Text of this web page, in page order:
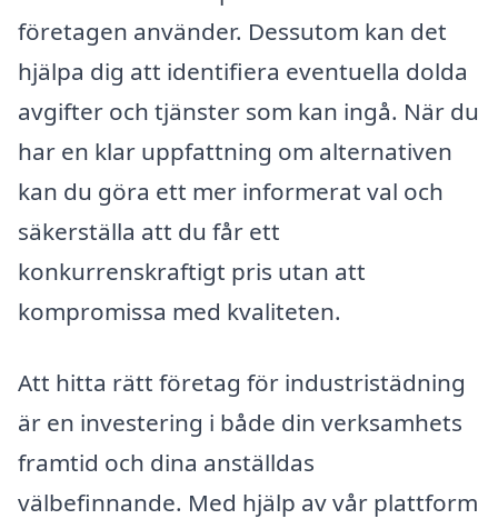
företagen använder. Dessutom kan det
hjälpa dig att identifiera eventuella dolda
avgifter och tjänster som kan ingå. När du
har en klar uppfattning om alternativen
kan du göra ett mer informerat val och
säkerställa att du får ett
konkurrenskraftigt pris utan att
kompromissa med kvaliteten.
Att hitta rätt företag för industristädning
är en investering i både din verksamhets
framtid och dina anställdas
välbefinnande. Med hjälp av vår plattform